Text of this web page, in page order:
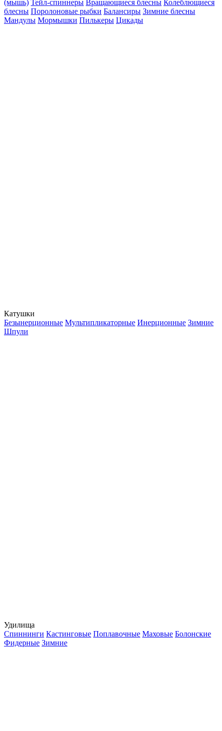
(мышь) Тейл-спиннеры Вращающиеся блесны Колеблющиеся
блесны Поролоновые рыбки Балансиры Зимние блесны
Мандулы Мормышки Пилькеры Цикады
Катушки
Безынерционные Мультипликаторные Инерционные Зимние
Шпули
Удилища
Спиннинги Кастинговые Поплавочные Маховые Болонские
Фидерные Зимние